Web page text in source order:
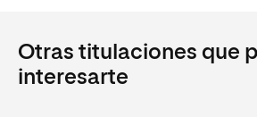
Otras titulaciones que
interesarte